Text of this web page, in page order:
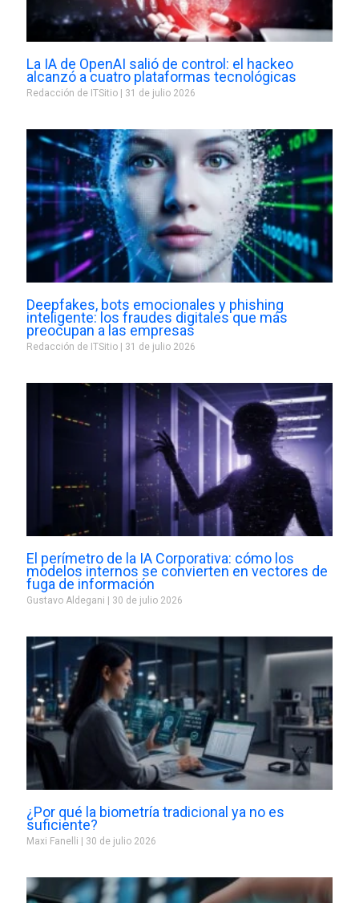
La IA de OpenAI salió de control: el hackeo
alcanzó a cuatro plataformas tecnológicas
Redacción de ITSitio 31 de julio 2026
Deepfakes, bots emocionales y phishing
inteligente: los fraudes digitales que más
preocupan a las empresas
Redacción de ITSitio 31 de julio 2026
El perímetro de la IA Corporativa: cómo los
modelos internos se convierten en vectores de
fuga de información
Gustavo Aldegani 30 de julio 2026
¿Por qué la biometría tradicional ya no es
suficiente?
Maxi Fanelli 30 de julio 2026